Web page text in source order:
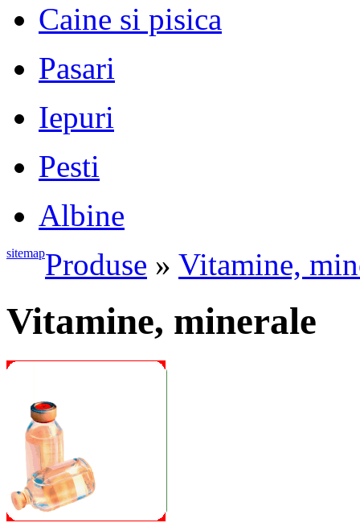
Caine si pisica
Pasari
Iepuri
Pesti
Albine
sitemapProduse » Vitamine,
Vitamine, minerale